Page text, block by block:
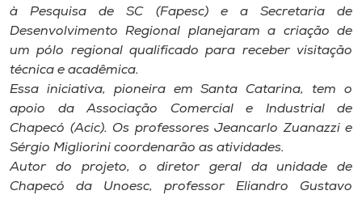
Rádio
Museu
Unoesc
Store
à Pesquisa de SC (Fapesc) e a Secretaria de
Desenvolvimento Regional planejaram a criação de
um pólo regional qualificado para receber visitação
técnica e acadêmica.
Essa iniciativa, pioneira em Santa Catarina, tem o
apoio da Associação Comercial e Industrial de
Chapecó (Acic). Os professores Jeancarlo Zuanazzi e
Sérgio Migliorini coordenarão as atividades.
Autor do projeto, o diretor geral da unidade de
Chapecó da Unoesc, professor Eliandro Gustavo